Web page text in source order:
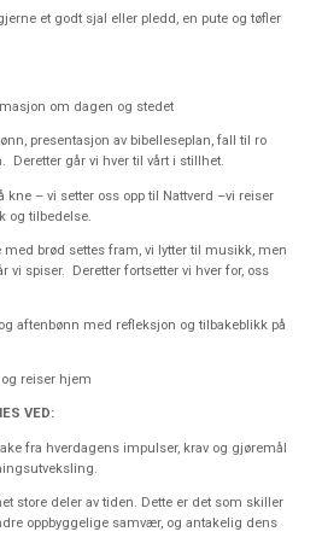
et godt sjal eller pledd, en pute og tøfler
om dagen og stedet
presentasjon av bibelleseplan, fall til ro
Deretter går vi hver til vårt i stillhet.
kne – vi setter oss opp til Nattverd –vi reiser
og tilbedelse.
med brød settes fram, vi lytter til musikk, men
vi spiser. Deretter fortsetter vi hver for, oss
aftenbønn med refleksjon og tilbakeblikk på
og reiser hjem
VED:
fra hverdagens impulser, krav og gjøremål
store deler av tiden. Dette er det som skiller
oppbyggelige samvær, og antakelig dens